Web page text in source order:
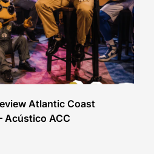
Atlantic Coast
Acústico ACC